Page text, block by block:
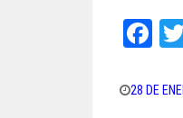
Fa
bo
28 DE